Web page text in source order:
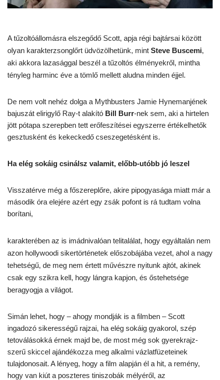
A tűzoltóállomásra elszegődő Scott, apja régi bajtársai között
olyan karakterzsonglőrt üdvözölhetünk, mint Steve Buscemi,
aki akkora lazasággal beszél a tűzoltós élményekről, mintha
tényleg harminc éve a tömlő mellett aludna minden éjjel.
De nem volt nehéz dolga a Mythbusters Jamie Hynemanjének
bajuszát elirigylő Ray-t alakító Bill Burr-nek sem, aki a hirtelen
jött pótapa szerepben tett erőfeszítései egyszerre értékelhetők
gesztusként és kekeckedő cseszegetésként is.
Ha elég sokáig csinálsz valamit, előbb-utóbb jó leszel
Visszatérve még a főszereplőre, akire pipogyasága miatt már a
második óra elejére azért egy zsák pofont is rá tudtam volna
borítani,
karakterében az is imádnivalóan telitalálat, hogy egyáltalán nem
azon hollywoodi sikertörténetek előszobájába vezet, ahol a nagy
tehetségű, de meg nem értett művészre nyitunk ajtót, akinek
csak egy szikra kell, hogy lángra kapjon, és őstehetsége
beragyogja a világot.
Simán lehet, hogy – ahogy mondják is a filmben – Scott
ingadozó sikerességű rajzai, ha elég sokáig gyakorol, szép
tetoválásokká érnek majd be, de most még sok gyerekrajz-
szerű skiccel ajándékozza meg alkalmi vázlatfüzeteinek
tulajdonosait. A lényeg, hogy a film alapján él a hit, a remény,
hogy van kiút a poszteres tiniszobák mélyéről, az